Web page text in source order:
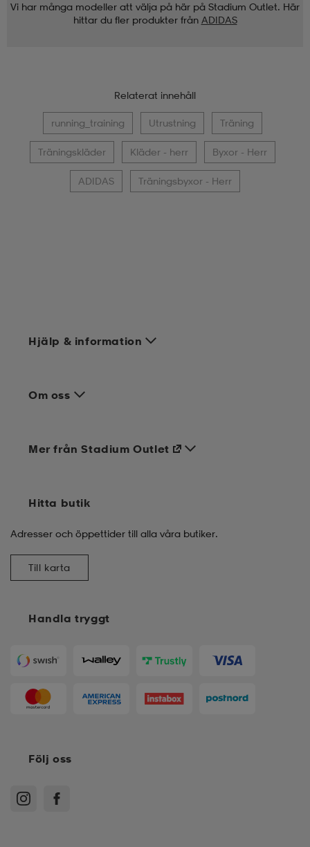
Vi har många modeller att välja på här på Stadium Outlet. Här
hittar du fler produkter från ADIDAS
Relaterat innehåll
running_training Utrustning Träning
Träningskläder Kläder - herr Byxor - Herr
ADIDAS Träningsbyxor - Herr
Hjälp & information
Om oss
Handla tryggt
Mer från Stadium Outlet
Hitta butik
Adresser och öppettider till alla våra butiker.
Till karta
Följ oss